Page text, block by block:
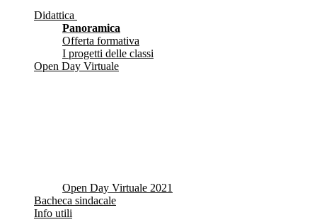
Didattica
Panoramica
Offerta formativa
I progetti delle classi
Open Day Virtuale
Open Day Virtuale 2021
Bacheca sindacale
Info utili